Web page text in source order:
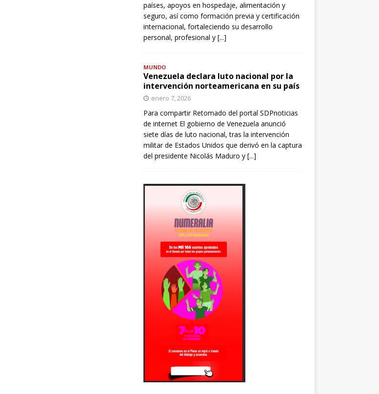
países, apoyos en hospedaje, alimentación y
seguro, así como formación previa y certificación
internacional, fortaleciendo su desarrollo
personal, profesional y [...]
MUNDO
Venezuela declara luto nacional por la
intervención norteamericana en su país
enero 7, 2026
Para compartir Retomado del portal SDPnoticias
de internet El gobierno de Venezuela anunció
siete días de luto nacional, tras la intervención
militar de Estados Unidos que derivó en la captura
del presidente Nicolás Maduro y [...]